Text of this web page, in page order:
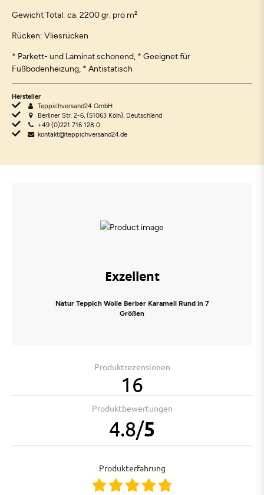
Gewicht Total: ca. 2200 gr. pro m²
Rücken: Vliesrücken
* Parkett- und Laminat schonend, * Geeignet für
Fußbodenheizung, * Antistatisch
Hersteller
Teppichversand24 GmbH
Berliner Str. 2-6, (51063 Köln), Deutschland
+49 (0)221 716 128 0
kontakt@teppichversand24.de
Exzellent
Natur Teppich Wolle Berber Karamell Rund in 7
Größen
Produktrezensionen
16
Produktbewertungen
4.8/5
Produkterfahrung